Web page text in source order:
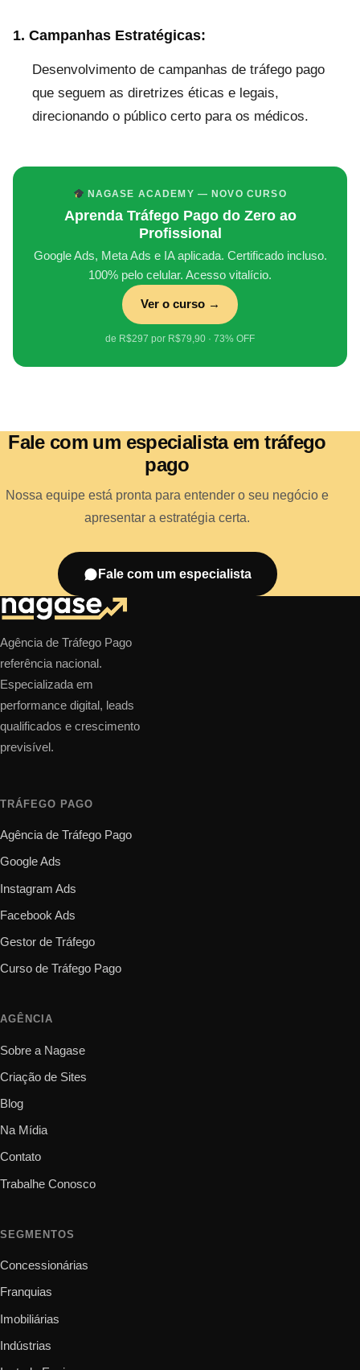
1. Campanhas Estratégicas:
Desenvolvimento de campanhas de tráfego pago
que seguem as diretrizes éticas e legais,
direcionando o público certo para os médicos.
NAGASE ACADEMY — NOVO CURSO
Aprenda Tráfego Pago do Zero ao
Profissional
Google Ads, Meta Ads e IA aplicada. Certificado incluso.
100% pelo celular. Acesso vitalício.
Ver o curso →
de R$297 por R$79,90 · 73% OFF
Fale com um especialista em tráfego
pago
Nossa equipe está pronta para entender o seu negócio e
apresentar a estratégia certa.
Fale com um especialista
Agência de Tráfego Pago
referência nacional.
Especializada em
performance digital, leads
qualificados e crescimento
previsível.
TRÁFEGO PAGO
Agência de Tráfego Pago
Google Ads
Instagram Ads
Facebook Ads
Gestor de Tráfego
Curso de Tráfego Pago
AGÊNCIA
Sobre a Nagase
Criação de Sites
Blog
Na Mídia
Contato
Trabalhe Conosco
SEGMENTOS
Concessionárias
Franquias
Imobiliárias
Indústrias